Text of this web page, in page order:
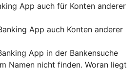
App auch für Konten anderer
App auch Konten anderer
App in der Bankensuche
Namen nicht finden. Woran liegt